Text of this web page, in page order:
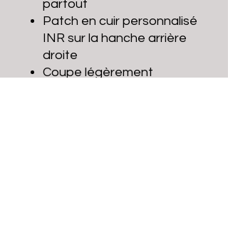
partout
Patch en cuir personnalisé
INR sur la hanche arrière
droite
Coupe légèrement